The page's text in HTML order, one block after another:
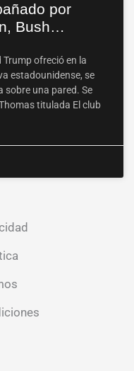
por
Bush…
ofreció en la
estadounidense, se
sobre una pared. Se
titulada El club